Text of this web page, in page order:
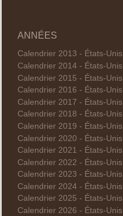
ANNÉES
Calendrier 2013 - États-Unis
Calendrier 2014 - États-Unis
Calendrier 2015 - États-Unis
Calendrier 2016 - États-Unis
Calendrier 2017 - États-Unis
Calendrier 2018 - États-Unis
Calendrier 2019 - États-Unis
Calendrier 2020 - États-Unis
Calendrier 2021 - États-Unis
Calendrier 2022 - États-Unis
Calendrier 2023 - États-Unis
Calendrier 2024 - États-Unis
Calendrier 2025 - États-Unis
Calendrier 2026 - États-Unis